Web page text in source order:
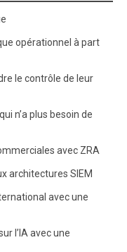
opérationnel à part
le contrôle de leur
n’a plus besoin de
avec ZRA
architectures SIEM
avec une
l’IA avec une